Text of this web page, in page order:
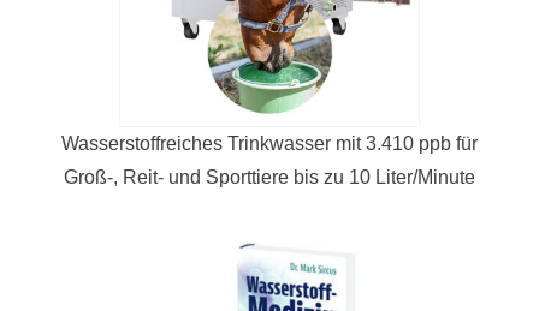
Wasserstoffreiches Trinkwasser mit 3.410 ppb für
Groß-, Reit- und Sporttiere bis zu 10 Liter/Minute